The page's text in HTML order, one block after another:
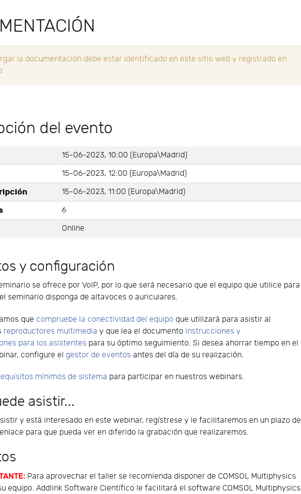
la documentación debe estar identificado en este sitio web y registrado en
del evento
15-06-2023, 10:00 (Europa\Madrid)
15-06-2023, 12:00 (Europa\Madrid)
15-06-2023, 11:00 (Europa\Madrid)
6
Online
y configuración
se ofrece por VoIP, por lo que será necesario que el equipo que utilice para
seminario disponga de altavoces o auriculares.
que compruebe la conectividad del equipo que utilizará para asistir al
reproductores multimedia y que lea el documento instrucciones y
para los asistentes para su óptimo seguimiento. Si desea ahorrar tiempo en el
configure el gestor de eventos antes del día de su realización.
mínimos de sistema para participar en nuestros webinars.
asistir...
y está interesado en este webinar, regístrese y le facilitaremos en un plazo de
para que pueda ver en diferido la grabación que realizaremos.
Para aprovechar el taller se recomienda disponer de COMSOL Multiphysics
equipo. Addlink Software Científico le facilitará el software COMSOL Multiphysics